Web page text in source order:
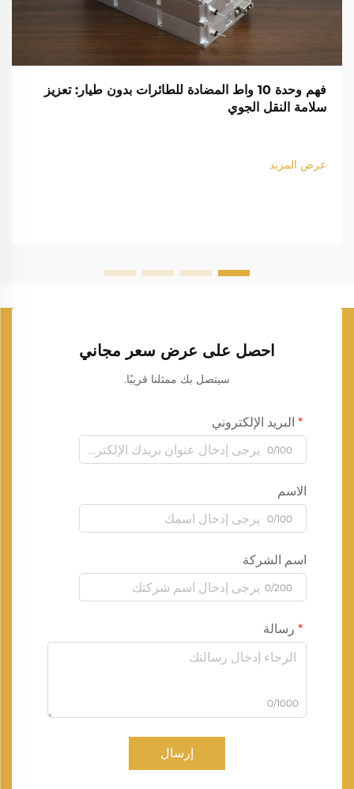
فهم وحدة 10 واط المضادة للطائرات بدون طيار: تعزيز
سلامة النقل الجوي
عرض المزيد
احصل على عرض سعر مجاني
سيتصل بك ممثلنا قريبًا.
البريد الإلكتروني
0/100
الاسم
0/100
اسم الشركة
0/200
رسالة
0/1000
إرسال